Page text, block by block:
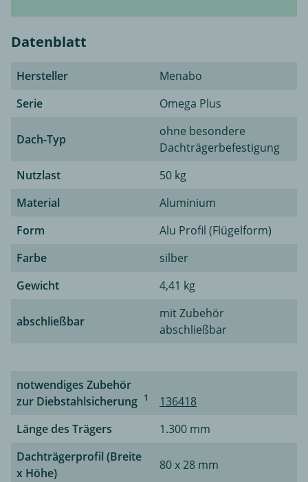
Datenblatt
Hersteller
Menabo
Serie
Omega Plus
Dach-Typ
ohne besondere
Dachträgerbefestigung
Nutzlast
50 kg
Material
Aluminium
Form
Alu Profil (Flügelform)
Farbe
silber
Gewicht
4,41 kg
abschließbar
mit Zubehör
abschließbar
notwendiges Zubehör
zur Diebstahlsicherung 1
136418
Länge des Trägers
1.300 mm
Dachträgerprofil (Breite
x Höhe)
80 x 28 mm